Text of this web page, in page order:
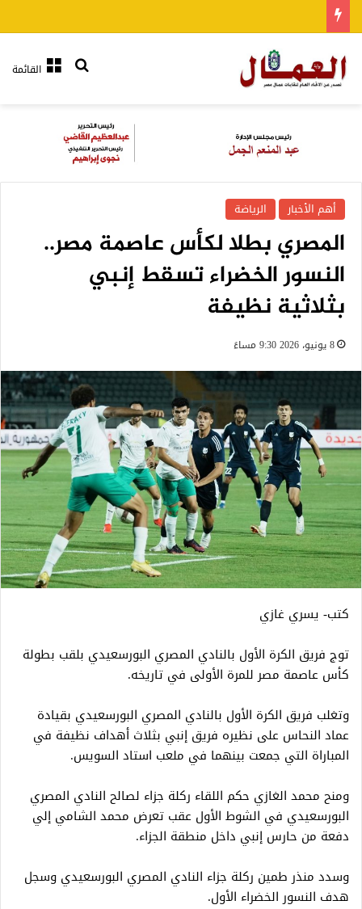
القائمةبحث عن
أهم الأخبار الرياضة
المصري بطلا لكأس عاصمة مصر..
النسور الخضراء تسقط إنبي
بثلاثية نظيفة
8 يونيو، 2026 9:30 مساءً
كتب- يسري غازي
توج فريق الكرة الأول بالنادي المصري البورسعيدي بلقب بطولة
كأس عاصمة مصر للمرة الأولى في تاريخه.
وتغلب فريق الكرة الأول بالنادي المصري البورسعيدي بقيادة
عماد النحاس على نظيره فريق إنبي بثلاث أهداف نظيفة في
المباراة التي جمعت بينهما في ملعب استاد السويس.
ومنح محمد الغازي حكم اللقاء ركلة جزاء لصالح النادي المصري
البورسعيدي في الشوط الأول عقب تعرض محمد الشامي إلي
دفعة من حارس إنبي داخل منطقة الجزاء.
وسدد منذر طمين ركلة جزاء النادي المصري البورسعيدي وسجل
هدف النسور الخضراء الأول.